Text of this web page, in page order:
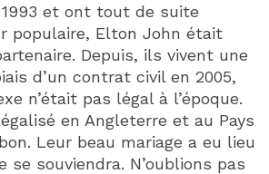
et ont tout de suite
populaire, Elton John était
Depuis, ils vivent une
d’un contrat civil en 2005,
n’était pas légal à l’époque.
en Angleterre et au Pays
Leur beau mariage a eu lieu
souviendra. N’oublions pas